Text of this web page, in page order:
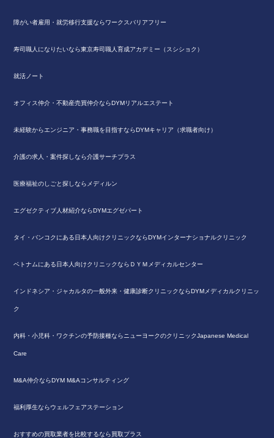
障がい者雇用・就労移行支援ならワークスバリアフリー
寿司職人になりたいなら東京寿司職人育成アカデミー（スシショク）
就活ノート
オフィス仲介・不動産売買仲介ならDYMリアルエステート
未経験からエンジニア・事務職を目指すならDYMキャリア（求職者向け）
介護の求人・案件探しなら介護サーチプラス
医療福祉のしごと探しならメディルン
エグゼクティブ人材紹介ならDYMエグゼパート
タイ・バンコクにある日本人向けクリニックならDYMインターナショナルクリニック
ベトナムにある日本人向けクリニックならＤＹＭメディカルセンター
インドネシア・ジャカルタの一般外来・健康診断クリニックならDYMメディカルクリニッ
ク
内科・小児科・ワクチンの予防接種ならニューヨークのクリニックJapanese Medical
Care
M&A仲介ならDYM M&Aコンサルティング
福利厚生ならウェルフェアステーション
おすすめの買取業者を比較するなら買取プラス